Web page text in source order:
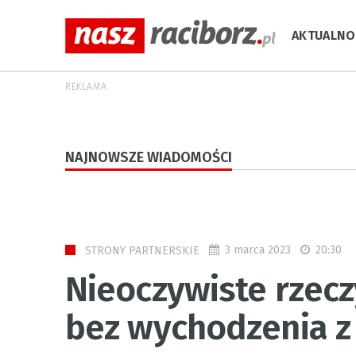
REKLAMA
NAJNOWSZE WIADOMOŚCI
STRONY PARTNERSKIE 3 marca 2023 20:30
Nieoczywiste
bez wychodzenia